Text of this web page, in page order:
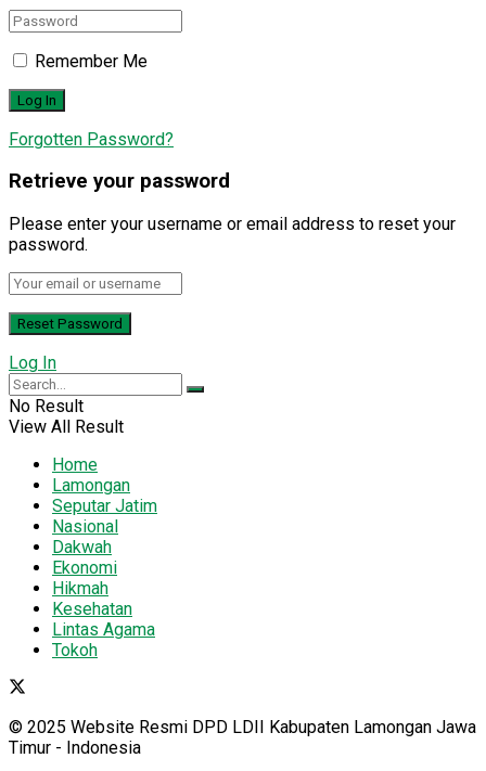
Remember Me
Forgotten Password?
Retrieve your password
Please enter your username or email address to reset your
password.
Log In
No Result
View All Result
Home
Lamongan
Seputar Jatim
Nasional
Dakwah
Ekonomi
Hikmah
Kesehatan
Lintas Agama
Tokoh
© 2025 Website Resmi DPD LDII Kabupaten Lamongan Jawa
Timur - Indonesia